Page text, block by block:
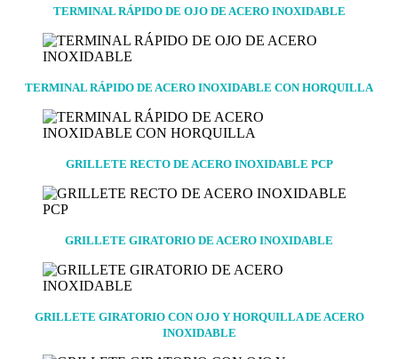
TERMINAL RÁPIDO DE OJO DE ACERO INOXIDABLE
TERMINAL RÁPIDO DE ACERO INOXIDABLE CON HORQUILLA
GRILLETE RECTO DE ACERO INOXIDABLE PCP
GRILLETE GIRATORIO DE ACERO INOXIDABLE
GRILLETE GIRATORIO CON OJO Y HORQUILLA DE ACERO
INOXIDABLE